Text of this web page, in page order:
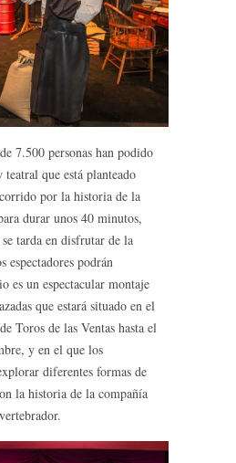
7.500 personas han podido
que está planteado
por la historia de la
durar unos 40 minutos,
tarda en disfrutar de la
espectadores podrán
es un espectacular montaje
que estará situado en el
Toros de las Ventas hasta el
y en el que los
diferentes formas de
la historia de la compañía